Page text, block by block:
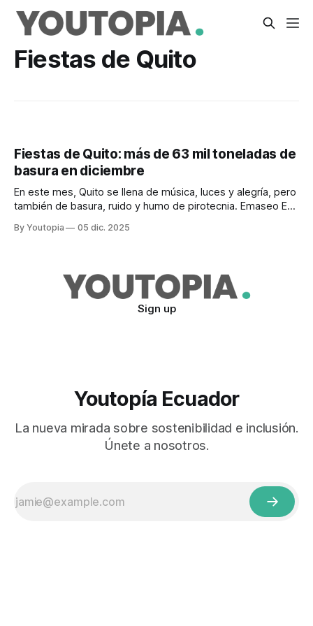
Fiestas de Quito
Fiestas de Quito: más de 63 mil toneladas de
basura en diciembre
En este mes, Quito se llena de música, luces y alegría, pero
también de basura, ruido y humo de pirotecnia. Emaseo EP
By Youtopia 05 dic. 2025
Sign up
Youtopía Ecuador
La nueva mirada sobre sostenibilidad e inclusión.
Únete a nosotros.